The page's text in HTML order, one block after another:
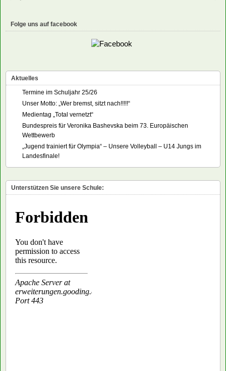
Folge uns auf facebook
Aktuelles
Termine im Schuljahr 25/26
Unser Motto: „Wer bremst, sitzt nach!!!!!“
Medientag „Total vernetzt“
Bundespreis für Veronika Bashevska beim 73. Europäischen
Wettbewerb
„Jugend trainiert für Olympia“ – Unsere Volleyball – U14 Jungs im
Landesfinale!
Unterstützen Sie unsere Schule: